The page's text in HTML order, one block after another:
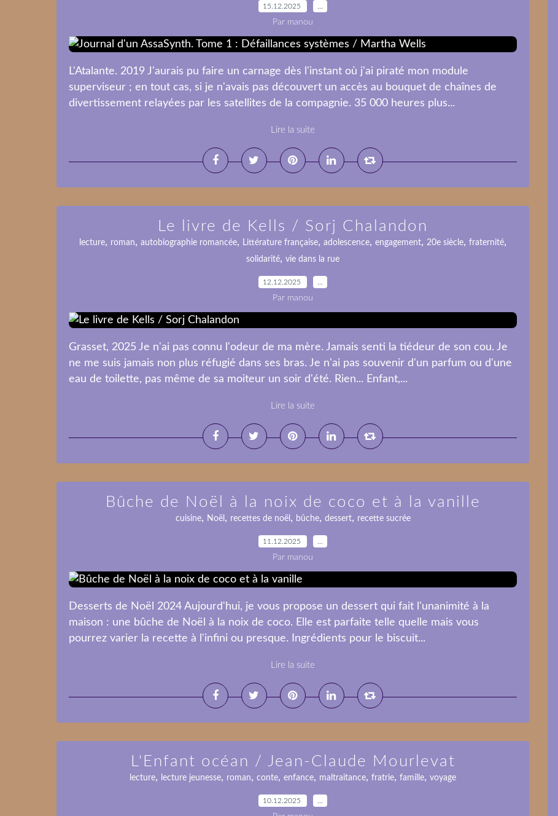
15.12.2025
Par manou
L'Atalante. 2019 J'aurais pu faire un carnage dès l'instant où j'ai piraté mon module
superviseur ; en tout cas, si je n'avais pas découvert un accès au bouquet de chaînes de
divertissement relayées par les satellites de la compagnie. 35 000 heures plus...
Lire la suite
Le livre de Kells / Sorj Chalandon
lecture, roman, autobiographie romancée, Littérature française, adolescence, engagement, 20e siècle, fraternité,
solidarité, vie dans la rue
12.12.2025
Par manou
Grasset, 2025 Je n'ai pas connu l'odeur de ma mère. Jamais senti la tiédeur de son cou. Je
ne me suis jamais non plus réfugié dans ses bras. Je n'ai pas souvenir d'un parfum ou d'une
eau de toilette, pas même de sa moiteur un soir d'été. Rien... Enfant,...
Lire la suite
Bûche de Noël à la noix de coco et à la vanille
cuisine, Noël, recettes de noël, bûche, dessert, recette sucrée
11.12.2025
Par manou
Desserts de Noël 2024 Aujourd'hui, je vous propose un dessert qui fait l'unanimité à la
maison : une bûche de Noël à la noix de coco. Elle est parfaite telle quelle mais vous
pourrez varier la recette à l'infini ou presque. Ingrédients pour le biscuit...
Lire la suite
L'Enfant océan / Jean-Claude Mourlevat
lecture, lecture jeunesse, roman, conte, enfance, maltraitance, fratrie, famille, voyage
10.12.2025